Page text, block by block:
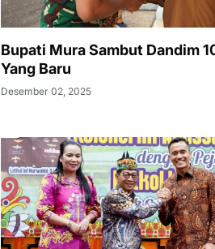
Bupati Mura Sambut Dandim
Yang Baru
Desember 02, 2025